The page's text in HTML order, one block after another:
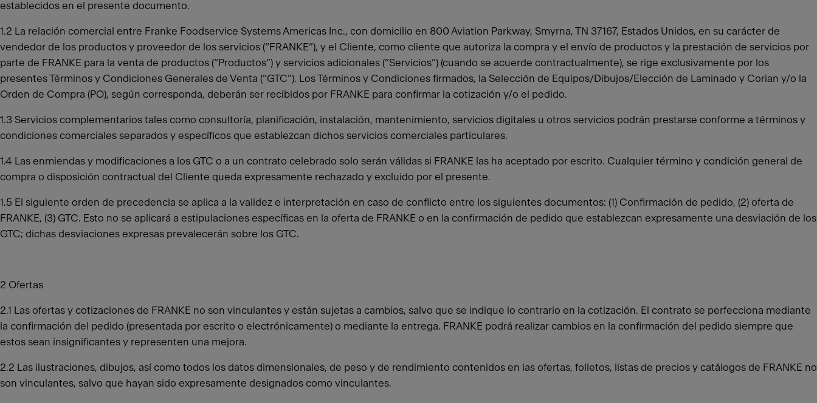
establecidos en el presente documento.
1.2 La relación comercial entre Franke Foodservice Systems Americas Inc., con domicilio en 800 Aviation Parkway, Smyrna, TN 37167, Estados Unidos, en su carácter de
vendedor de los productos y proveedor de los servicios (“FRANKE”), y el Cliente, como cliente que autoriza la compra y el envío de productos y la prestación de servicios por
parte de FRANKE para la venta de productos (“Productos”) y servicios adicionales (“Servicios”) (cuando se acuerde contractualmente), se rige exclusivamente por los
presentes Términos y Condiciones Generales de Venta (“GTC”). Los Términos y Condiciones firmados, la Selección de Equipos/Dibujos/Elección de Laminado y Corian y/o la
Orden de Compra (PO), según corresponda, deberán ser recibidos por FRANKE para confirmar la cotización y/o el pedido.
1.3 Servicios complementarios tales como consultoría, planificación, instalación, mantenimiento, servicios digitales u otros servicios podrán prestarse conforme a términos y
condiciones comerciales separados y específicos que establezcan dichos servicios comerciales particulares.
1.4 Las enmiendas y modificaciones a los GTC o a un contrato celebrado solo serán válidas si FRANKE las ha aceptado por escrito. Cualquier término y condición general de
compra o disposición contractual del Cliente queda expresamente rechazado y excluido por el presente.
1.5 El siguiente orden de precedencia se aplica a la validez e interpretación en caso de conflicto entre los siguientes documentos: (1) Confirmación de pedido, (2) oferta de
FRANKE, (3) GTC. Esto no se aplicará a estipulaciones específicas en la oferta de FRANKE o en la confirmación de pedido que establezcan expresamente una desviación de los
GTC; dichas desviaciones expresas prevalecerán sobre los GTC.
2 Ofertas
2.1 Las ofertas y cotizaciones de FRANKE no son vinculantes y están sujetas a cambios, salvo que se indique lo contrario en la cotización. El contrato se perfecciona mediante
la confirmación del pedido (presentada por escrito o electrónicamente) o mediante la entrega. FRANKE podrá realizar cambios en la confirmación del pedido siempre que
estos sean insignificantes y representen una mejora.
2.2 Las ilustraciones, dibujos, así como todos los datos dimensionales, de peso y de rendimiento contenidos en las ofertas, folletos, listas de precios y catálogos de FRANKE no
son vinculantes, salvo que hayan sido expresamente designados como vinculantes.